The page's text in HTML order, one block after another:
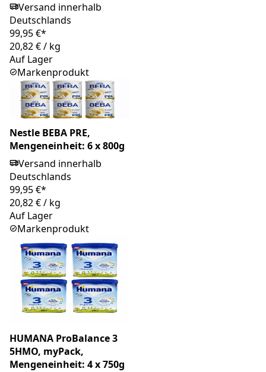
Versand innerhalb
Deutschlands
99,95 €*
20,82 €/ kg
Auf Lager
Markenprodukt
Nestle BEBA PRE,
Mengeneinheit: 6 x 800g
Versand innerhalb
Deutschlands
99,95 €*
20,82 €/ kg
Auf Lager
Markenprodukt
HUMANA ProBalance 3
5HMO, myPack,
Mengeneinheit: 4 x 750g